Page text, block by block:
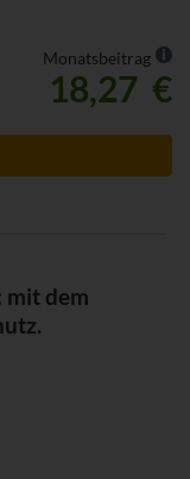
Monatsbeitrag
18,27 €
mit dem